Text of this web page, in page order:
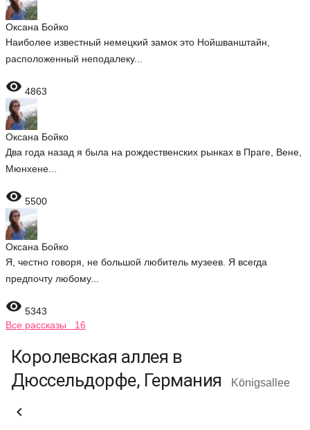
Оксана Бойко
Наиболее известный немецкий замок это Нойшванштайн,
расположенный неподалеку...
 4863
Оксана Бойко
Два года назад я была на рождественских рынках в Праге, Вене,
Мюнхене...
 5500
Оксана Бойко
Я, честно говоря, не большой любитель музеев. Я всегда
предпочту любому...
 5343
Все рассказы 16
Королевская аллея в
Дюссельдорфе, Германия
Königsallee
